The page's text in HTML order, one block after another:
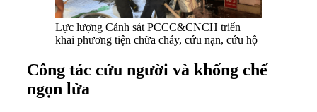
Lực lượng Cảnh sát PCCC&CNCH triển
khai phương tiện chữa cháy, cứu nạn, cứu hộ
Công tác cứu người và khống chế
ngọn lửa